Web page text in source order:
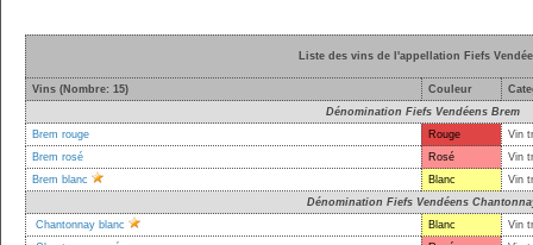
Liste des vins de l'appellation Fiefs
Vins (Nombre: 15) Couleur
Dénomination Fiefs Vendéens Brem
Brem rouge
Rouge
Vin
Brem rosé
Rosé
Vin
Brem blanc
Blanc
Vin
Dénomination Fiefs Vendéens
Chantonnay blanc
Blanc
Vin